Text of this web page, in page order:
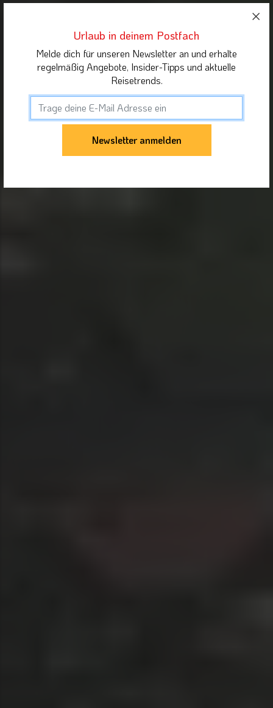
Urlaub in deinem Postfach
Melde dich für unseren Newsletter an und erhalte
regelmäßig Angebote, Insider-Tipps und aktuelle
Reisetrends.